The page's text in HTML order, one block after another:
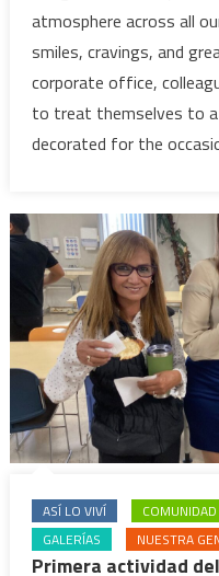
atmosphere across all
smiles, cravings, and
corporate office,
to treat themselves to
decorated for the
ASÍ LO VIVÍ COMUNIDAD
GALERÍAS
NUESTRA
Primera actividad